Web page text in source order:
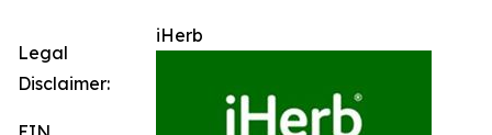
iHerb
Legal
Disclaimer: